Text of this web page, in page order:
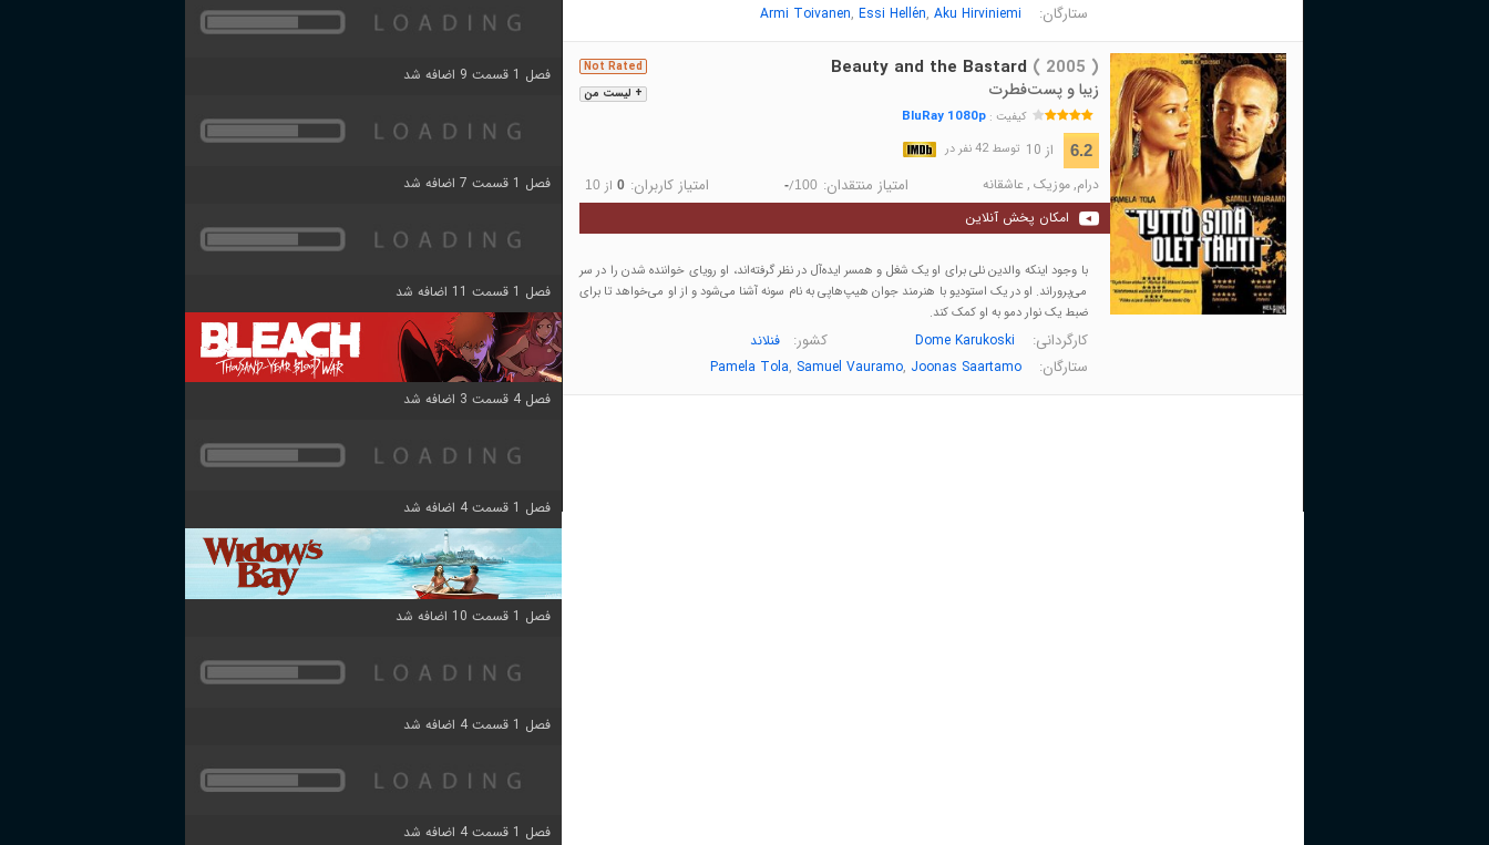
ستارگان: Armi Toivanen, Essi Hellén, Aku Hirviniemi
+ لیست من
Not Rated Beauty and the Bastard ( 2005 )
زیبا و پست‌فطرت
کیفیت :BluRay 1080p
6.2 از 10 توسط 42 نفر در
درام, موزیک , عاشقانه امتیاز منتقدان: -/100 امتیاز کاربران: 0 از 10
امکان پخش آنلاین
با وجود اینکه والدین نلی برای او یک شغل و همسر ایده‌آل در نظر گرفته‌اند، او رویای خواننده شدن را در سر
می‌پروراند. او در یک استودیو با هنرمند جوان هیپ‌هاپی به نام سونه آشنا می‌شود و از او می‌خواهد تا برای
ضبط یک نوار دمو به او کمک کند.
کارگردانی: Dome Karukoski کشور: فنلاند
ستارگان: Pamela Tola, Samuel Vauramo, Joonas Saartamo
فصل 1 قسمت 9 اضافه شد
فصل 1 قسمت 7 اضافه شد
فصل 1 قسمت 11 اضافه شد
فصل 4 قسمت 3 اضافه شد
فصل 1 قسمت 4 اضافه شد
فصل 1 قسمت 10 اضافه شد
فصل 1 قسمت 4 اضافه شد
فصل 1 قسمت 4 اضافه شد